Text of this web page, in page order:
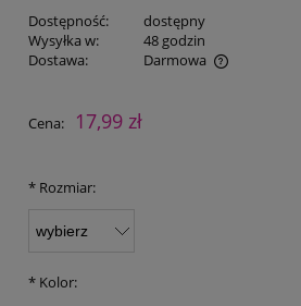
Dostępność:
dostępny
Wysyłka w:
48 godzin
Dostawa:
Darmowa
Cena nie zawiera ewentualnych
Cena: 17,99 zł
* Rozmiar:
* Kolor: